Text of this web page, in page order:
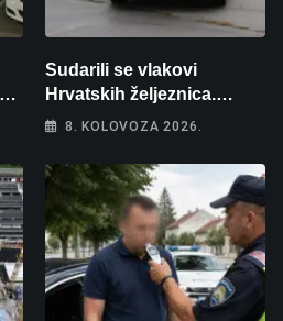
Sudarili se vlakovi
Hrvatskih željeznica.
Šestero osoba teško
intenzivnoj
8. KOLOVOZA 2026.